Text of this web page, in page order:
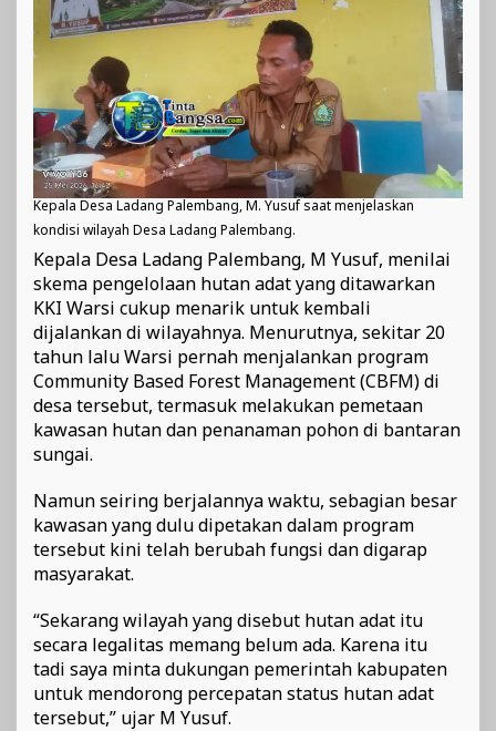
Kepala Desa Ladang Palembang, M. Yusuf saat menjelaskan
kondisi wilayah Desa Ladang Palembang.
Kepala Desa Ladang Palembang, M Yusuf, menilai
skema pengelolaan hutan adat yang ditawarkan
KKI Warsi cukup menarik untuk kembali
dijalankan di wilayahnya. Menurutnya, sekitar 20
tahun lalu Warsi pernah menjalankan program
Community Based Forest Management (CBFM) di
desa tersebut, termasuk melakukan pemetaan
kawasan hutan dan penanaman pohon di bantaran
sungai.
Namun seiring berjalannya waktu, sebagian besar
kawasan yang dulu dipetakan dalam program
tersebut kini telah berubah fungsi dan digarap
masyarakat.
“Sekarang wilayah yang disebut hutan adat itu
secara legalitas memang belum ada. Karena itu
tadi saya minta dukungan pemerintah kabupaten
untuk mendorong percepatan status hutan adat
tersebut,” ujar M Yusuf.